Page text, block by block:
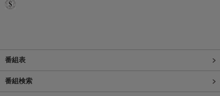
番組表
番組検索